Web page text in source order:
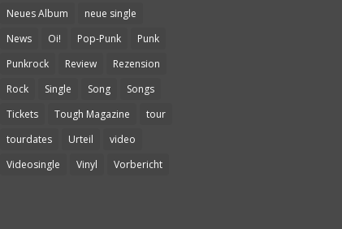
Neues Album
neue single
News
Oi! Pop-Punk
Punk
Punkrock
Review
Rezension
Rock
Single Song
Songs
Tickets
Tough Magazine
tour
tourdates
Urteil
video
Videosingle
Vinyl Vorbericht